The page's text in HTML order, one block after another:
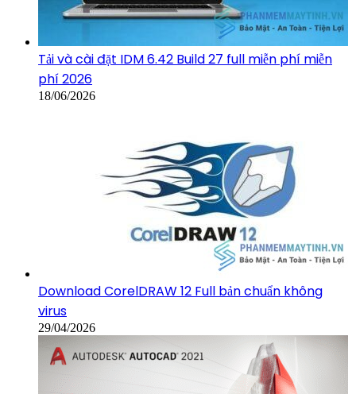
Tải và cài đặt IDM 6.42 Build 27 full miễn phí miễn
phí 2026
18/06/2026
Download CorelDRAW 12 Full bản chuẩn không
virus
29/04/2026